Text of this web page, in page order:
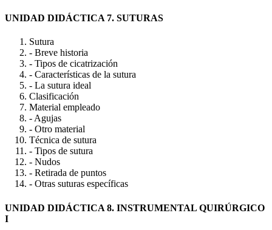
UNIDAD DIDÁCTICA 7. SUTURAS
Sutura
- Breve historia
- Tipos de cicatrización
- Características de la sutura
- La sutura ideal
Clasificación
Material empleado
- Agujas
- Otro material
Técnica de sutura
- Tipos de sutura
- Nudos
- Retirada de puntos
- Otras suturas específicas
UNIDAD DIDÁCTICA 8. INSTRUMENTAL QUIRÚRGICO
I